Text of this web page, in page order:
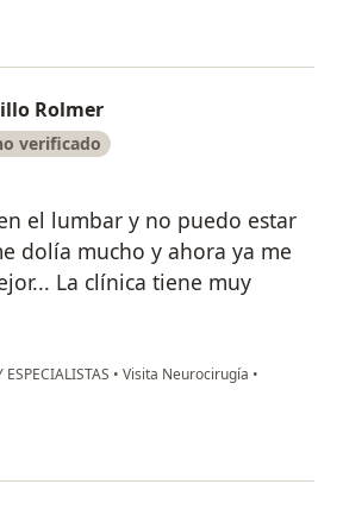
Rolmer
verificado
el lumbar y no puedo estar
dolía mucho y ahora ya me
La clínica tiene muy
• Visita Neurocirugía •
castillo Rolmer